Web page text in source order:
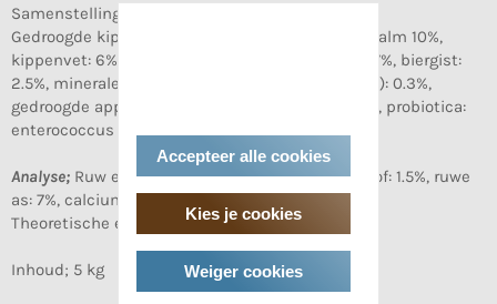
Samenstelling
Gedroogde kip: 36.2%, bruine rijst: 34.2%, verse zalm 10%,
kippenvet: 6%, gedroogde eieren: 5%, lijnzaad: 3.7%, biergist:
2.5%, mineralen: 1.2%, zalmolie 0.8%, inuline (FOS): 0.3%,
gedroogde appel: 0.05%, gedroogde wortel: 0.05%, probiotica:
enterococcus faecium 0.02%.
Analyse; Ruw eiwit: 32%, ruw vet: 18%, ruwe celstof: 1.5%, ruwe
as: 7%, calcium: 1.4%, fosfor: 1.1%.
Theoretische energiewaarde: 4380 kcal/kg.
Inhoud; 5 kg
Accepteer alle cookies
Kies je cookies
Weiger cookies